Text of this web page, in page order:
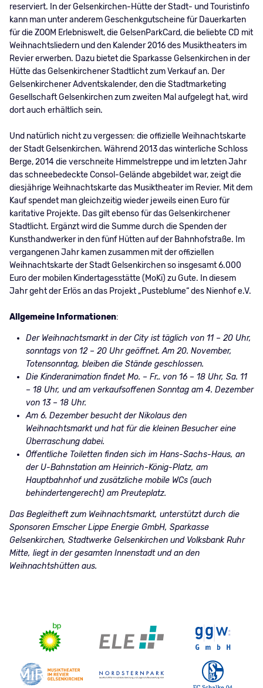
reserviert. In der Gelsenkirchen-Hütte der Stadt- und Touristinfo
kann man unter anderem Geschenkgutscheine für Dauerkarten
für die ZOOM Erlebniswelt, die GelsenParkCard, die beliebte CD mit
Weihnachtsliedern und den Kalender 2016 des Musiktheaters im
Revier erwerben. Dazu bietet die Sparkasse Gelsenkirchen in der
Hütte das Gelsenkirchener Stadtlicht zum Verkauf an. Der
Gelsenkirchener Adventskalender, den die Stadtmarketing
Gesellschaft Gelsenkirchen zum zweiten Mal aufgelegt hat, wird
dort auch erhältlich sein.
Und natürlich nicht zu vergessen: die offizielle Weihnachtskarte
der Stadt Gelsenkirchen. Während 2013 das winterliche Schloss
Berge, 2014 die verschneite Himmelstreppe und im letzten Jahr
das schneebedeckte Consol-Gelände abgebildet war, zeigt die
diesjährige Weihnachtskarte das Musiktheater im Revier. Mit dem
Kauf spendet man gleichzeitig wieder jeweils einen Euro für
karitative Projekte. Das gilt ebenso für das Gelsenkirchener
Stadtlicht. Ergänzt wird die Summe durch die Spenden der
Kunsthandwerker in den fünf Hütten auf der Bahnhofstraße. Im
vergangenen Jahr kamen zusammen mit der offiziellen
Weihnachtskarte der Stadt Gelsenkirchen so insgesamt 6.000
Euro der mobilen Kindertagesstätte (MoKi) zu Gute. In diesem
Jahr geht der Erlös an das Projekt „Pusteblume“ des Nienhof e.V.
Allgemeine Informationen:
Der Weihnachtsmarkt in der City ist täglich von 11 – 20 Uhr,
sonntags von 12 – 20 Uhr geöffnet. Am 20. November,
Totensonntag, bleiben die Stände geschlossen.
Die Kinderanimation findet Mo. – Fr.. von 16 – 18 Uhr, Sa. 11
– 18 Uhr, und am verkaufsoffenen Sonntag am 4. Dezember
von 13 – 18 Uhr.
Am 6. Dezember besucht der Nikolaus den
Weihnachtsmarkt und hat für die kleinen Besucher eine
Überraschung dabei.
Öffentliche Toiletten finden sich im Hans-Sachs-Haus, an
der U-Bahnstation am Heinrich-König-Platz, am
Hauptbahnhof und zusätzliche mobile WCs (auch
behindertengerecht) am Preuteplatz.
Das Begleitheft zum Weihnachtsmarkt, unterstützt durch die
Sponsoren Emscher Lippe Energie GmbH, Sparkasse
Gelsenkirchen, Stadtwerke Gelsenkirchen und Volksbank Ruhr
Mitte, liegt in der gesamten Innenstadt und an den
Weihnachtshütten aus.